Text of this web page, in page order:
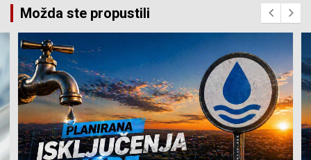
Možda ste propustili